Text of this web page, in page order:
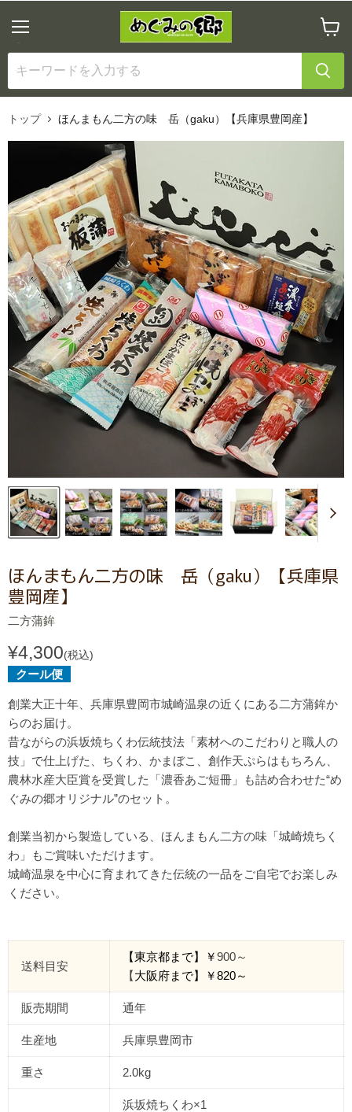
ニ
ュ
ー
ー
ト
を
見
トップ
ほんまもん二方の味 岳（gaku）【兵庫県豊岡産】
ほんまもん二方の味 岳（gaku）【兵庫県
豊岡産】
二方蒲鉾
¥4,300(税込)
クール便
創業大正十年、兵庫県豊岡市城崎温泉の近くにある二方蒲鉾か
らのお届け。
昔ながらの浜坂焼ちくわ伝統技法「素材へのこだわりと職人の
技」で仕上げた、ちくわ、かまぼこ、創作天ぷらはもちろん、
農林水産大臣賞を受賞した「濃香あご短冊」も詰め合わせた“め
ぐみの郷オリジナル”のセット。
創業当初から製造している、ほんまもん二方の味「城崎焼ちく
わ」もご賞味いただけます。
城崎温泉を中心に育まれてきた伝統の一品をご自宅でお楽しみ
ください。
送料目安
【東京都まで】￥900～
【大阪府まで】￥820～
販売期間 通年
生産地 兵庫県豊岡市
重さ 2.0kg
浜坂焼ちくわ×1